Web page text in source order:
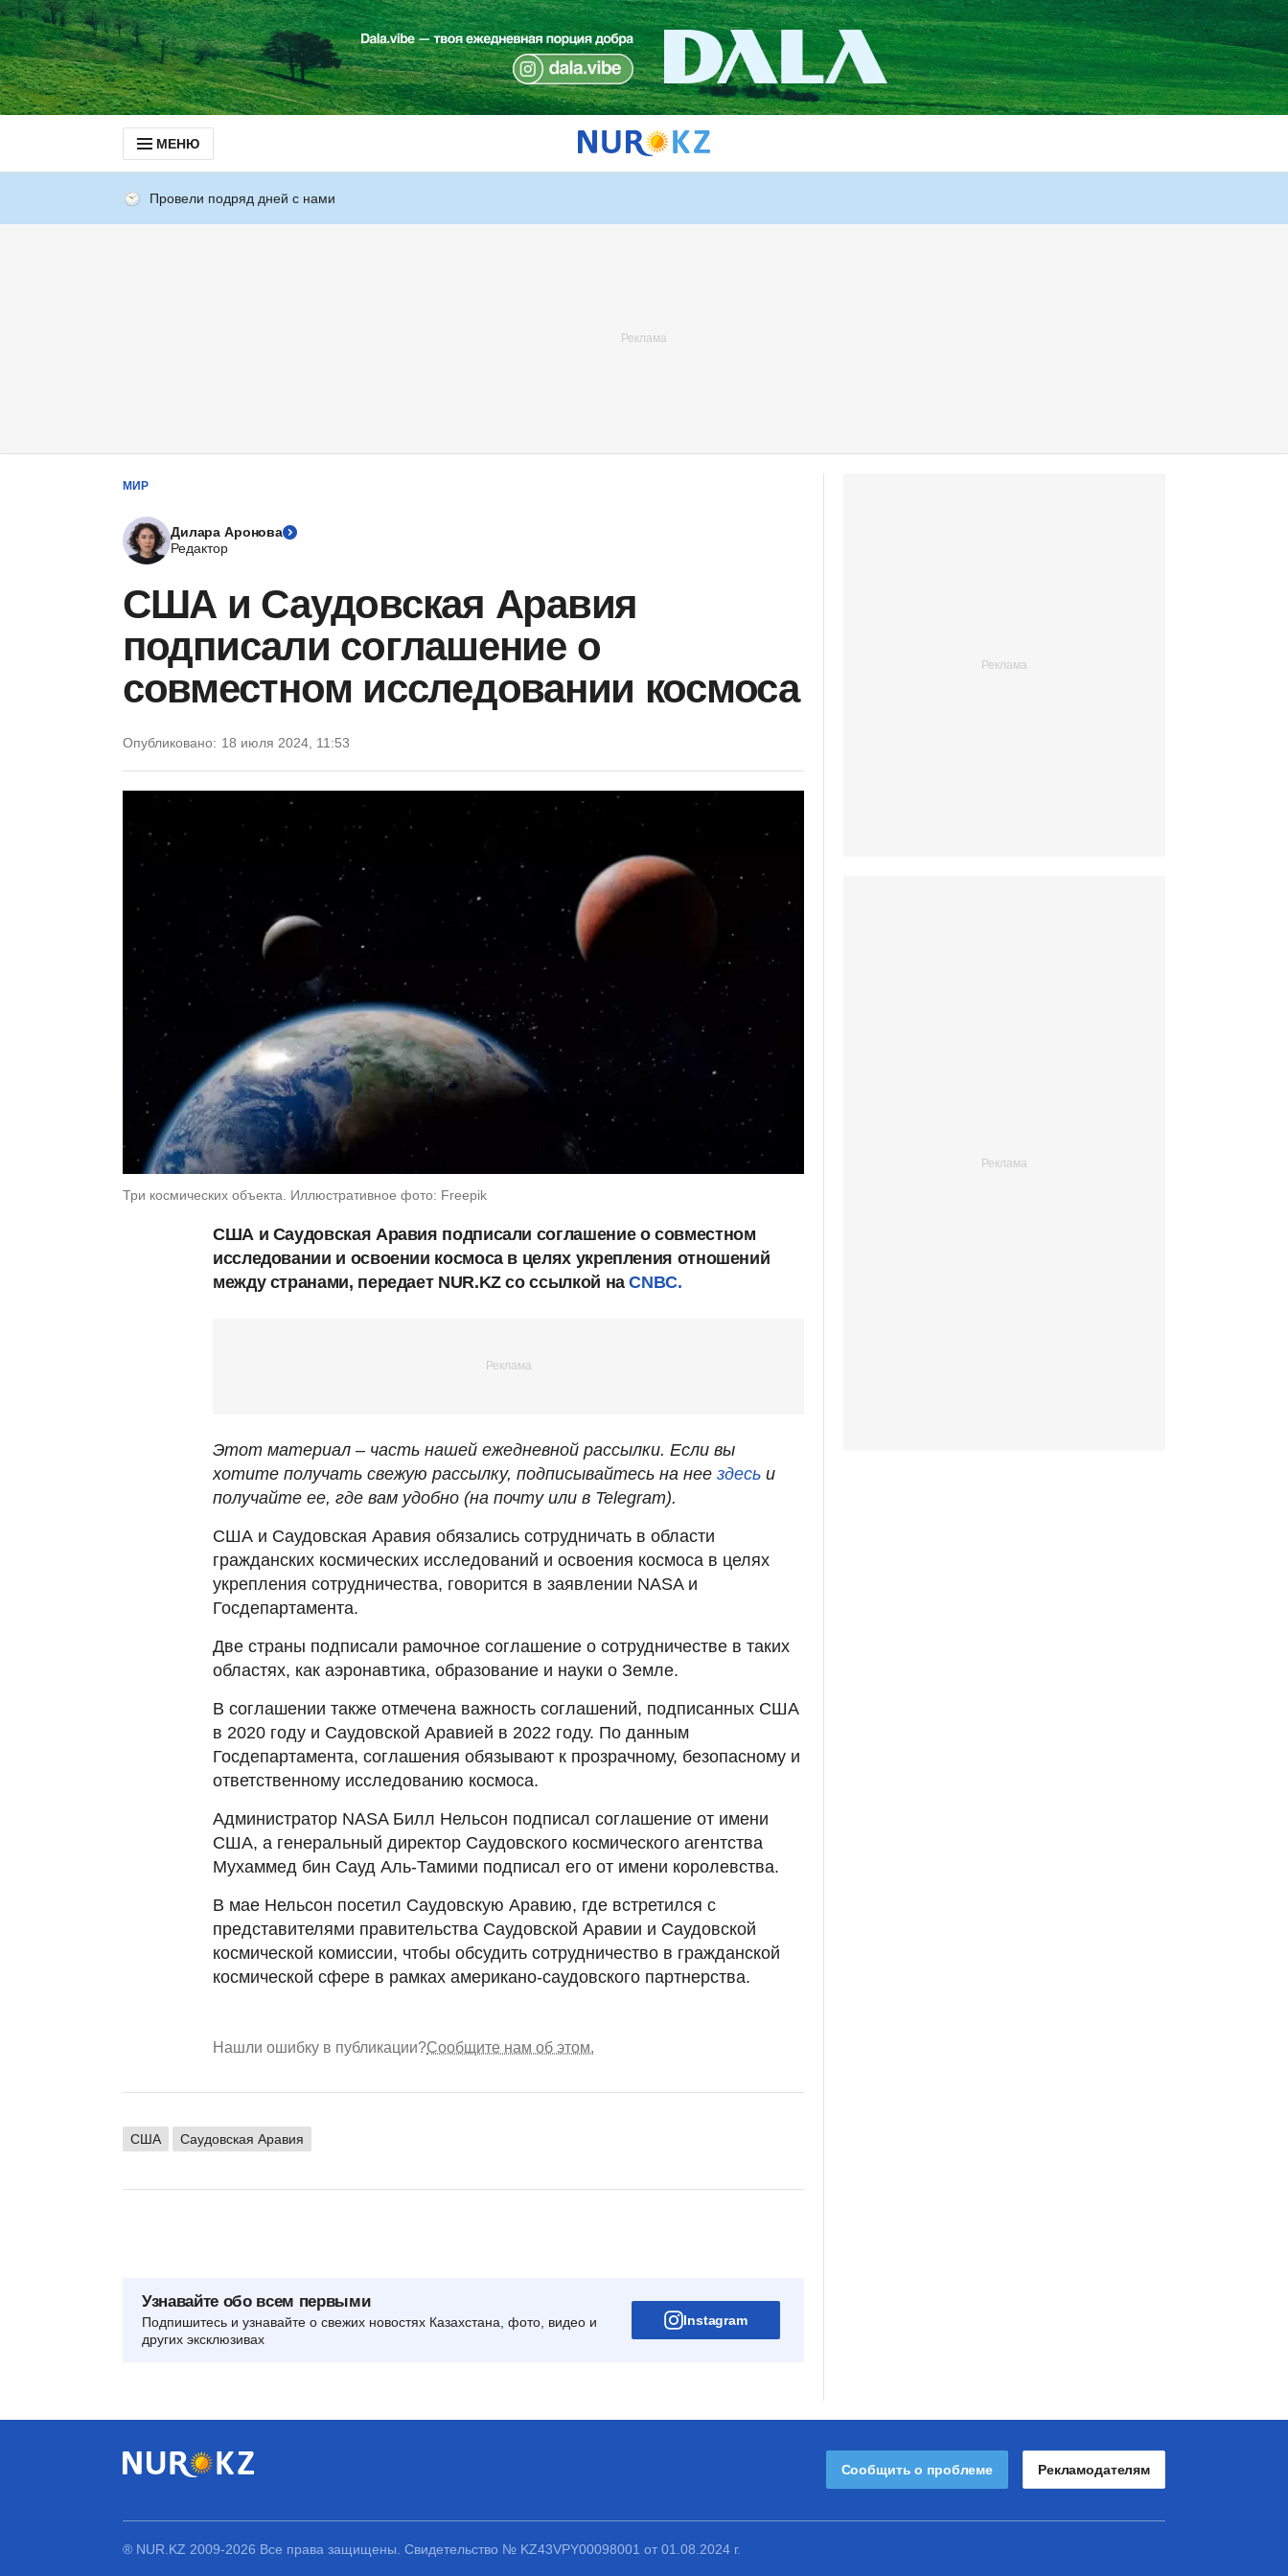
МЕНЮ
Провели подряд дней с нами
МИР
Дилара Аронова
Редактор
США и Саудовская Аравия
подписали соглашение о
совместном исследовании космоса
Опубликовано: 18 июля 2024, 11:53
Три космических объекта. Иллюстративное фото: Freepik
США и Саудовская Аравия подписали соглашение о совместном
исследовании и освоении космоса в целях укрепления отношений
между странами, передает NUR.KZ со ссылкой наCNBC.
Этот материал – часть нашей ежедневной рассылки. Если вы
хотите получать свежую рассылку, подписывайтесь на нее здесь и
получайте ее, где вам удобно (на почту или в Telegram).
США и Саудовская Аравия обязались сотрудничать в области
гражданских космических исследований и освоения космоса в целях
укрепления сотрудничества, говорится в заявлении NASA и
Госдепартамента.
Две страны подписали рамочное соглашение о сотрудничестве в таких
областях, как аэронавтика, образование и науки о Земле.
В соглашении также отмечена важность соглашений, подписанных США
в 2020 году и Саудовской Аравией в 2022 году. По данным
Госдепартамента, соглашения обязывают к прозрачному, безопасному и
ответственному исследованию космоса.
Администратор NASA Билл Нельсон подписал соглашение от имени
США, а генеральный директор Саудовского космического агентства
Мухаммед бин Сауд Аль-Тамими подписал его от имени королевства.
В мае Нельсон посетил Саудовскую Аравию, где встретился с
представителями правительства Саудовской Аравии и Саудовской
космической комиссии, чтобы обсудить сотрудничество в гражданской
космической сфере в рамках американо-саудовского партнерства.
Нашли ошибку в публикации?Сообщите нам об этом.
США Саудовская Аравия
Узнавайте обо всем первыми
Подпишитесь и узнавайте о свежих новостях Казахстана, фото, видео и
других эксклюзивах
Instagram
Сообщить о проблеме Рекламодателям
® NUR.KZ 2009-2026 Все права защищены. Свидетельство № KZ43VPY00098001 от 01.08.2024 г.